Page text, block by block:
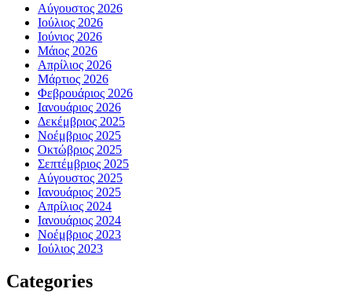
Αύγουστος 2026
Ιούλιος 2026
Ιούνιος 2026
Μάιος 2026
Απρίλιος 2026
Μάρτιος 2026
Φεβρουάριος 2026
Ιανουάριος 2026
Δεκέμβριος 2025
Νοέμβριος 2025
Οκτώβριος 2025
Σεπτέμβριος 2025
Αύγουστος 2025
Ιανουάριος 2025
Απρίλιος 2024
Ιανουάριος 2024
Νοέμβριος 2023
Ιούλιος 2023
Categories